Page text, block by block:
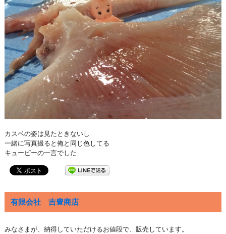
カスベの姿は見たときないし
一緒に写真撮ると俺と同じ色してる
キューピーの一言でした
有限会社 吉豊商店
みなさまが、納得していただけるお値段で、販売しています。